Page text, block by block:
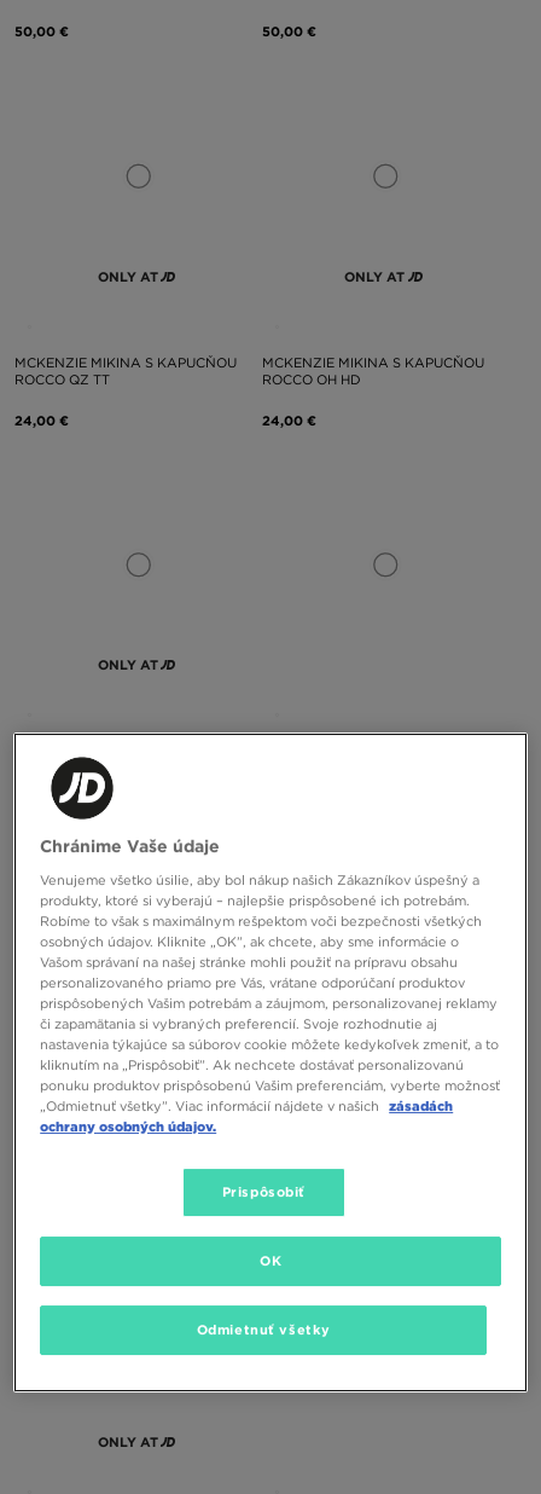
50,00 € 50,00 €
ONLY AT
MCKENZIE MIKINA S KAPUCŇOU
ROCCO QZ TT
24,00 €
ONLY AT
MCKENZIE MIKINA S KAPUCŇOU
ROCCO OH HD
24,00 €
ONLY AT
ROCCO OH HD
24,00 €
ONLY AT
NIKE MIKINA S KAPUCŇOU G NSW
80,00 €
ONLY AT
Chránime Vaše údaje
Venujeme všetko úsilie, aby bol nákup našich Zákazníkov úspešný a
produkty, ktoré si vyberajú – najlepšie prispôsobené ich potrebám.
Robíme to však s maximálnym rešpektom voči bezpečnosti všetkých
osobných údajov. Kliknite „OK”, ak chcete, aby sme informácie o
Vašom správaní na našej stránke mohli použiť na prípravu obsahu
personalizovaného priamo pre Vás, vrátane odporúčaní produktov
prispôsobených Vašim potrebám a záujmom, personalizovanej reklamy
či zapamätania si vybraných preferencií. Svoje rozhodnutie aj
nastavenia týkajúce sa súborov cookie môžete kedykoľvek zmeniť, a to
kliknutím na „Prispôsobiť”. Ak nechcete dostávať personalizovanú
ponuku produktov prispôsobenú Vašim preferenciám, vyberte možnosť
„Odmietnuť všetky”. Viac informácií nájdete v našich
zásadách
ochrany osobných údajov.
Prispôsobiť
Odmietnuť všetky
OK